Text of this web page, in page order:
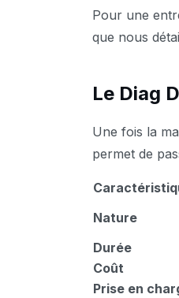
Pour une
que nous
Le Diag
Une fois la
permet de
Nature
Durée
Coût
Prise en